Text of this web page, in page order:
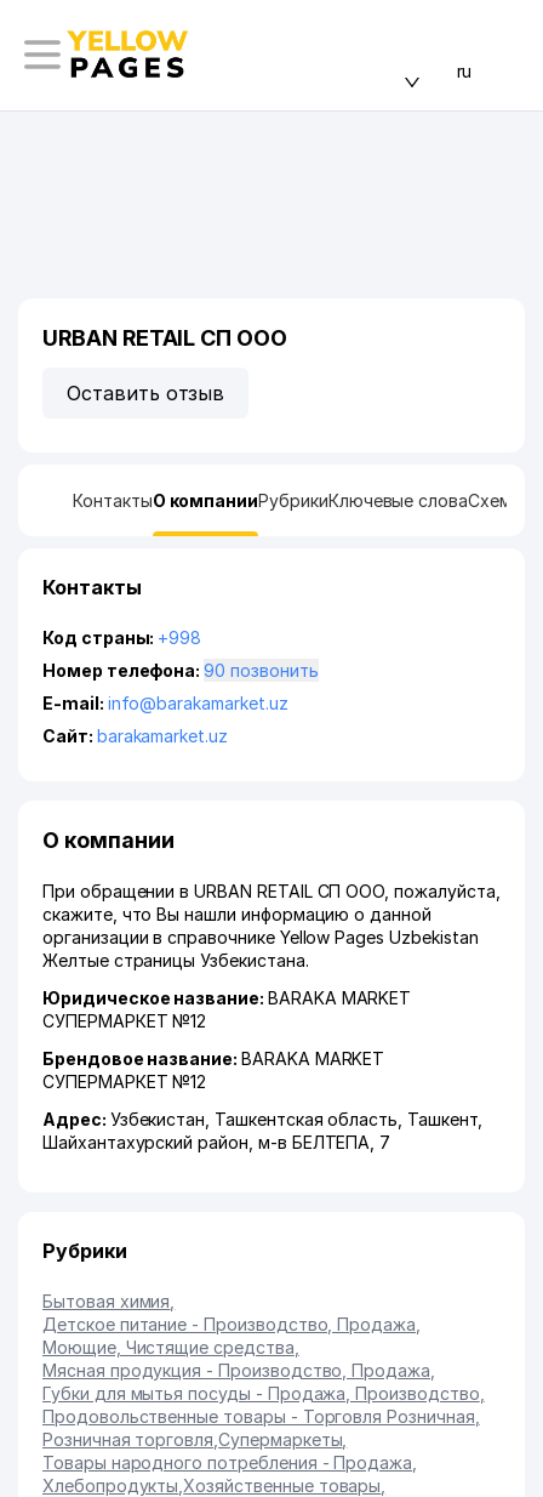
ru
URBAN RETAIL СП ООО
Оставить отзыв
КонтактыО компанииРубрикиКлючевые словаСхема
Контакты
Код страны: +998
Номер телефона:
90 позвонить
E-mail: info@barakamarket.uz
Сайт: barakamarket.uz
О компании
При обращении в URBAN RETAIL СП ООО, пожалуйста,
скажите, что Вы нашли информацию о данной
организации в справочнике Yellow Pages Uzbekistan
Желтые страницы Узбекистана.
Юридическое название: BARAKA MARKET
СУПЕРМАРКЕТ №12
Брендовое название: BARAKA MARKET
СУПЕРМАРКЕТ №12
Адрес: Узбекистан, Ташкентская область Ташкент,
Шайхантахурский район м-в БЕЛТЕПА , 7
Рубрики
Бытовая химия
Детское питание - Производство, Продажа
Моющие, Чистящие средства
Мясная продукция - Производство, Продажа
Губки для мытья посуды - Продажа, Производство
Продовольственные товары - Торговля Розничная
Розничная торговля ,Супермаркеты
Товары народного потребления - Продажа
Хлебопродукты Хозяйственные товары